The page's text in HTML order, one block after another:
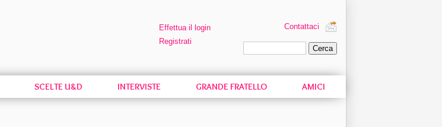
Effettua il login
Registrati
Contattaci
SCELTE U&D INTERVISTE GRANDE FRATELLO AMICI